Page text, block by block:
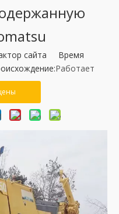
сайта Время
Работает